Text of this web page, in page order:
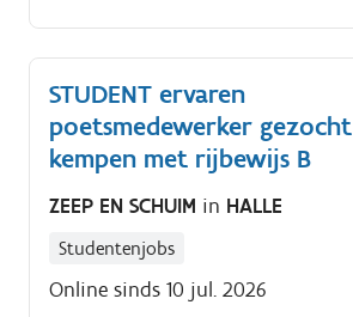
STUDENT ervaren
poetsmedewerker gezocht
kempen met rijbewijs B
ZEEP EN SCHUIM in HALLE
Studentenjobs
Online sinds 10 jul. 2026